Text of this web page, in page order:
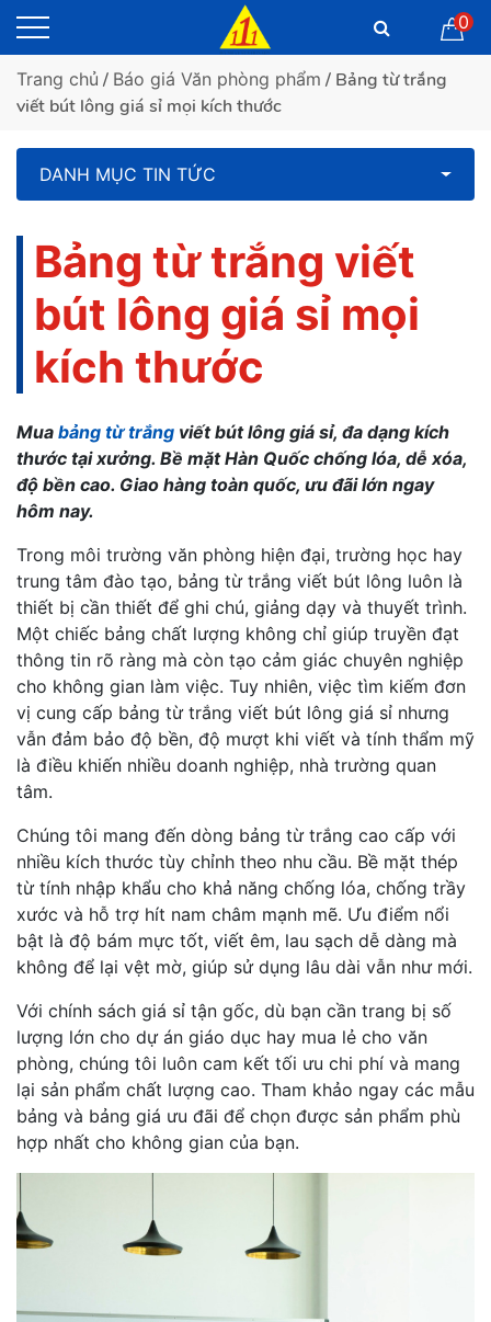
0
Trang chủ / Báo giá Văn phòng phẩm / Bảng từ trắng
viết bút lông giá sỉ mọi kích thước
DANH MỤC TIN TỨC
Bảng từ trắng viết
bút lông giá sỉ mọi
kích thước
Mua bảng từ trắng viết bút lông giá sỉ, đa dạng kích
thước tại xưởng. Bề mặt Hàn Quốc chống lóa, dễ xóa,
độ bền cao. Giao hàng toàn quốc, ưu đãi lớn ngay
hôm nay.
Trong môi trường văn phòng hiện đại, trường học hay
trung tâm đào tạo, bảng từ trắng viết bút lông luôn là
thiết bị cần thiết để ghi chú, giảng dạy và thuyết trình.
Một chiếc bảng chất lượng không chỉ giúp truyền đạt
thông tin rõ ràng mà còn tạo cảm giác chuyên nghiệp
cho không gian làm việc. Tuy nhiên, việc tìm kiếm đơn
vị cung cấp bảng từ trắng viết bút lông giá sỉ nhưng
vẫn đảm bảo độ bền, độ mượt khi viết và tính thẩm mỹ
là điều khiến nhiều doanh nghiệp, nhà trường quan
tâm.
Chúng tôi mang đến dòng bảng từ trắng cao cấp với
nhiều kích thước tùy chỉnh theo nhu cầu. Bề mặt thép
từ tính nhập khẩu cho khả năng chống lóa, chống trầy
xước và hỗ trợ hít nam châm mạnh mẽ. Ưu điểm nổi
bật là độ bám mực tốt, viết êm, lau sạch dễ dàng mà
không để lại vệt mờ, giúp sử dụng lâu dài vẫn như mới.
Với chính sách giá sỉ tận gốc, dù bạn cần trang bị số
lượng lớn cho dự án giáo dục hay mua lẻ cho văn
phòng, chúng tôi luôn cam kết tối ưu chi phí và mang
lại sản phẩm chất lượng cao. Tham khảo ngay các mẫu
bảng và bảng giá ưu đãi để chọn được sản phẩm phù
hợp nhất cho không gian của bạn.